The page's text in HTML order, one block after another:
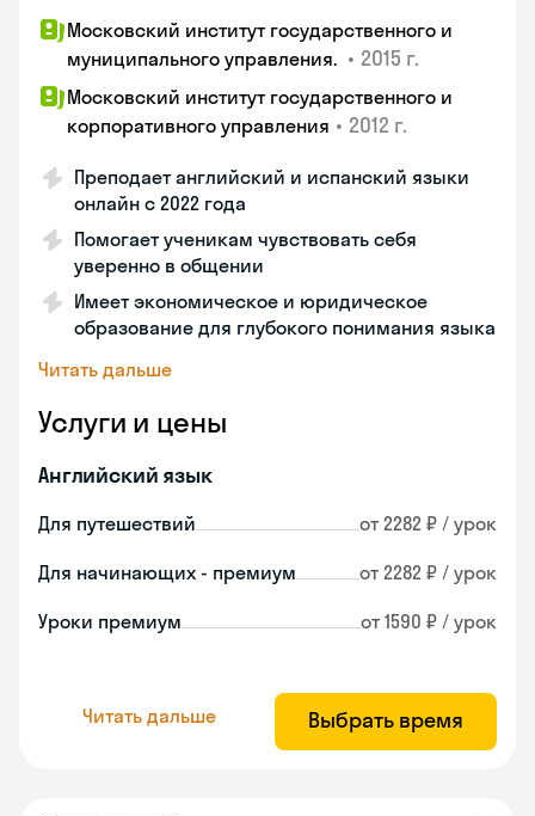
Московский институт государственного и
муниципального управления. • 2015 г.
Московский институт государственного и
корпоративного управления • 2012 г.
Преподает английский и испанский языки
онлайн с 2022 года
Помогает ученикам чувствовать себя
уверенно в общении
Имеет экономическое и юридическое
образование для глубокого понимания языка
Читать дальше
Услуги и цены
Английский язык
Для путешествий от 2282 ₽ / урок
Для начинающих - премиум от 2282 ₽ / урок
Уроки премиум от 1590 ₽ / урок
Читать дальше Выбрать время